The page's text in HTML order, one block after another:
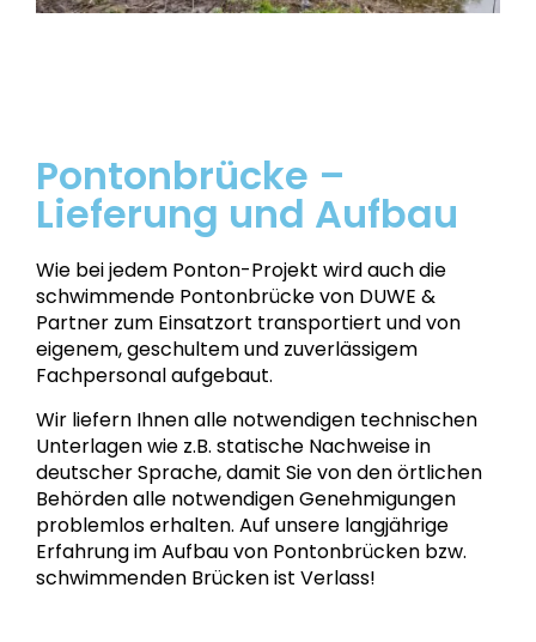
Pontonbrücke –
Lieferung und Aufbau
Wie bei jedem Ponton-Projekt wird auch die
schwimmende Pontonbrücke von DUWE &
Partner zum Einsatzort transportiert und von
eigenem, geschultem und zuverlässigem
Fachpersonal aufgebaut.
Wir liefern Ihnen alle notwendigen technischen
Unterlagen wie z.B. statische Nachweise in
deutscher Sprache, damit Sie von den örtlichen
Behörden alle notwendigen Genehmigungen
problemlos erhalten. Auf unsere langjährige
Erfahrung im Aufbau von Pontonbrücken bzw.
schwimmenden Brücken ist Verlass!